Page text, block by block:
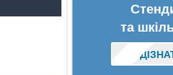
та